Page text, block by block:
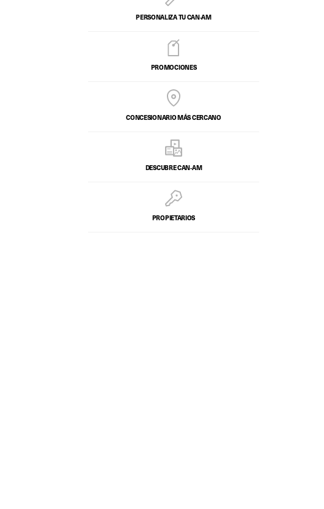
PERSONALIZA TU CAN‑AM
PROMOCIONES
CONCESIONARIO MÁS CERCANO
DESCUBRE CAN‑AM
PROPIETARIOS